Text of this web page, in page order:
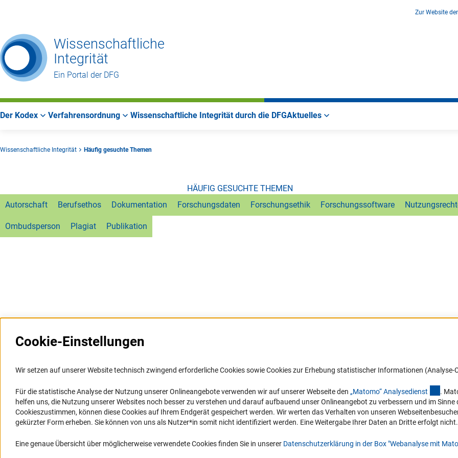
Zur Website
Wissenschaftliche
Integrität
Ein Portal der DFG
Der Kodex Verfahrensordnung Wissenschaftliche Integrität durch die DFGAktuelles
Wissenschaftliche Integrität Häufig gesuchte Themen
HÄUFIG GESUCHTE THEMEN
Autorschaft
Berufsethos Dokumentation Forschungsdaten Forschungsethik Forschungssoftware
Ombudsperson Plagiat Publikation
Service
RSS-Feed
Barrierefreiheit
Erklärung zur Barrierefreiheit
Links
Zum Download des Kodex
Kontakt
Sie haben Fragen oder möchten
Cookie-Einstellungen
Wir setzen auf unserer Website technisch zwingend erforderliche Cookies sowie Cookies zur Erhebung statistischer Informationen (Analyse-
Für die statistische Analyse der Nutzung unserer Onlineangebote verwenden wir auf unserer Webseite den „Matomo“ Analysedienst
.
helfen uns, die Nutzung unserer Websites noch besser zu verstehen und darauf aufbauend unser Onlineangebot zu verbessern und im
Cookieszustimmen, können diese Cookies auf Ihrem Endgerät gespeichert werden. Wir werten das Verhalten von unseren
gekürzter Form erheben. Sie können von uns als Nutzer*in somit nicht identifiziert werden. Eine Weitergabe Ihrer Daten an Dritte erfolgt nicht.
Eine genaue Übersicht über möglicherweise verwendete Cookies finden Sie in unserer Datenschutzerklärung in der Box "Webanalyse mit